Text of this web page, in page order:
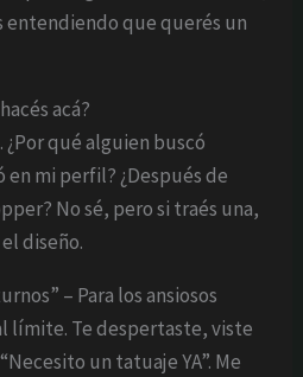
entendiendo que querés un
acá?
qué alguien buscó
mi perfil? ¿Después de
No sé, pero si traés una,
diseño.
– Para los ansiosos
límite. Te despertaste, viste
un tatuaje YA”. Me